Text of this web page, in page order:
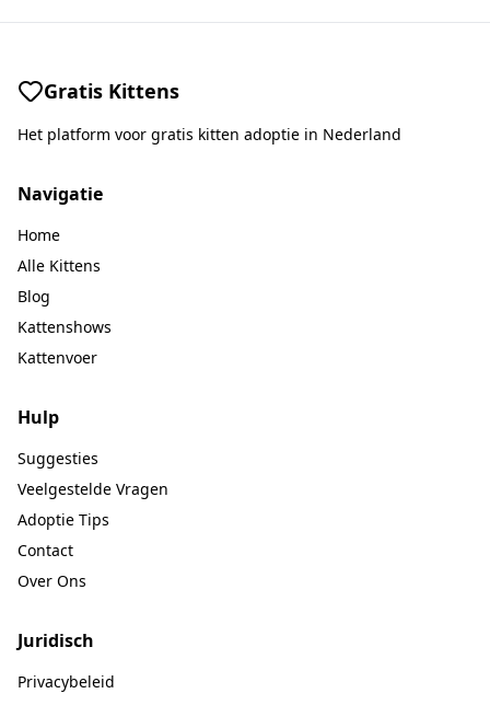
Gratis Kittens
Het platform voor gratis kitten adoptie in Nederland
Navigatie
Home
Alle Kittens
Blog
Kattenshows
Kattenvoer
Hulp
Suggesties
Veelgestelde Vragen
Adoptie Tips
Contact
Over Ons
Juridisch
Privacybeleid